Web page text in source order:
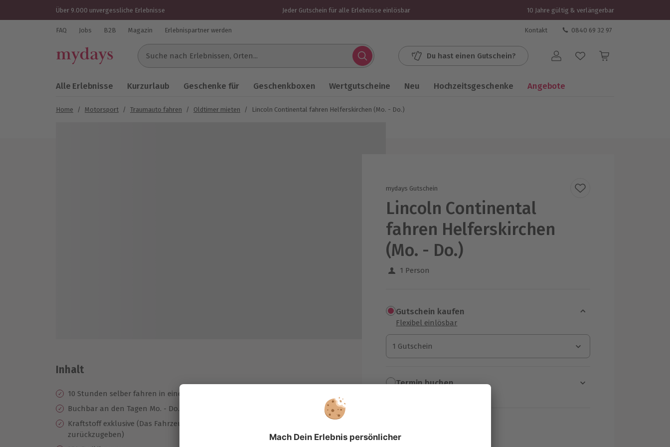
Über 9.000 unvergessliche Erlebnisse Jeder Gutschein für alle Erlebnisse einlösbar 10 Jahre gültig & verlängerbar
FAQ Jobs B2B Magazin Erlebnispartner werden Kontakt 0840 69 32 97
Suche nach Erlebnissen...
Du hast einen Gutschein? Benutzerkonto
Alle Erlebnisse Kurzurlaub Geschenke für Geschenkboxen Wertgutscheine Neu Hochzeitsgeschenke Angebote
Home / Motorsport / Traumauto fahren / Oldtimer mieten / Lincoln Continental fahren Helferskirchen (Mo. - Do.)
mydays Gutschein
Lincoln Continental
fahren Helferskirchen
(Mo. - Do.)
1 Person
Gutschein kaufen
Flexibel einlösbar
1 Gutschein
1 Gutschein
1 Gutschein
Termin buchen
259,90 CHF
Inhalt
10 Stunden selber fahren in einem Lincoln Continental Mark V Bj. 1978
Buchbar an den Tagen Mo. - Do.
Kraftstoff exklusive (Das Fahrzeug wird vollgetankt übergeben und ist ebenso
zurückzugeben)